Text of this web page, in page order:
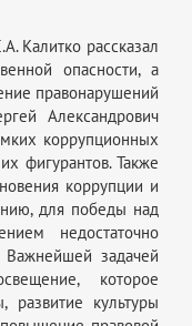
Калитко рассказал
опасности, а
правонарушений
Александрович
коррупционных
фигурантов. Также
коррупции и
для победы над
недостаточно
Важнейшей задачей
которое
культуры